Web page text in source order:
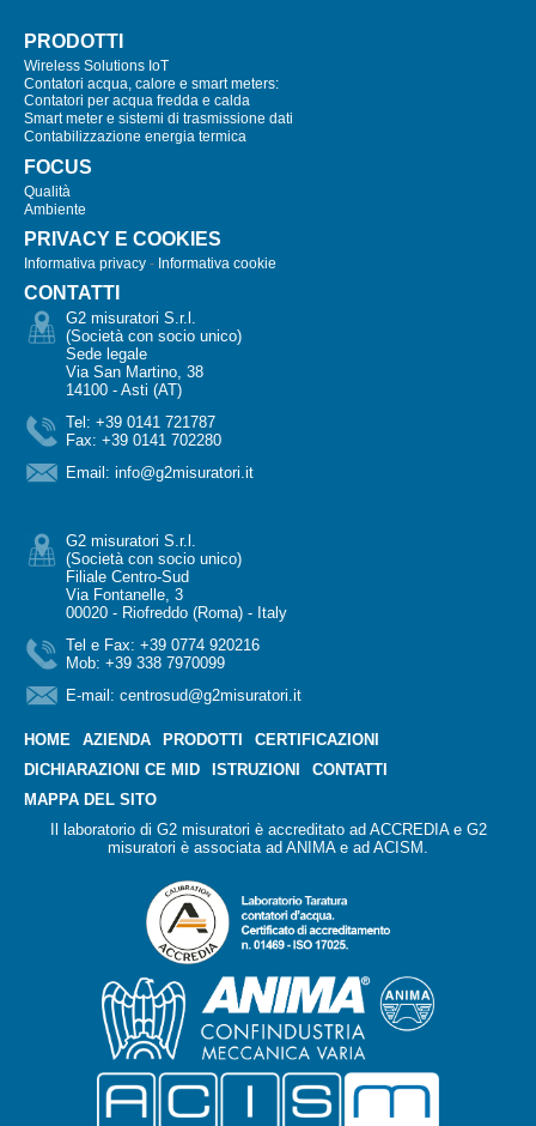
PRODOTTI
Wireless Solutions IoT
Contatori acqua, calore e smart meters:
Contatori per acqua fredda e calda
Smart meter e sistemi di trasmissione dati
Contabilizzazione energia termica
FOCUS
Qualità
Ambiente
PRIVACY E COOKIES
Informativa privacy - Informativa cookie
CONTATTI
G2 misuratori S.r.l.
(Società con socio unico)
Sede legale
Via San Martino, 38
14100 - Asti (AT)
Tel: +39 0141 721787
Fax: +39 0141 702280
Email: info@g2misuratori.it
G2 misuratori S.r.l.
(Società con socio unico)
Filiale Centro-Sud
Via Fontanelle, 3
00020 - Riofreddo (Roma) - Italy
Tel e Fax: +39 0774 920216
Mob: +39 338 7970099
E-mail: centrosud@g2misuratori.it
HOME AZIENDA PRODOTTI
CERTIFICAZIONI
DICHIARAZIONI CE MID
ISTRUZIONI
CONTATTI
MAPPA DEL SITO
Il laboratorio di G2 misuratori è accreditato ad ACCREDIA e G2
misuratori è associata ad ANIMA e ad ACISM.